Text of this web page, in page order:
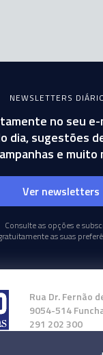
NEWSLETTERS
no seu e-
dia, sugestões
e muito
Ver newsletters
Consulte as opções e
as suas
Rua Dr. Fernão
9054-514
291 202 300